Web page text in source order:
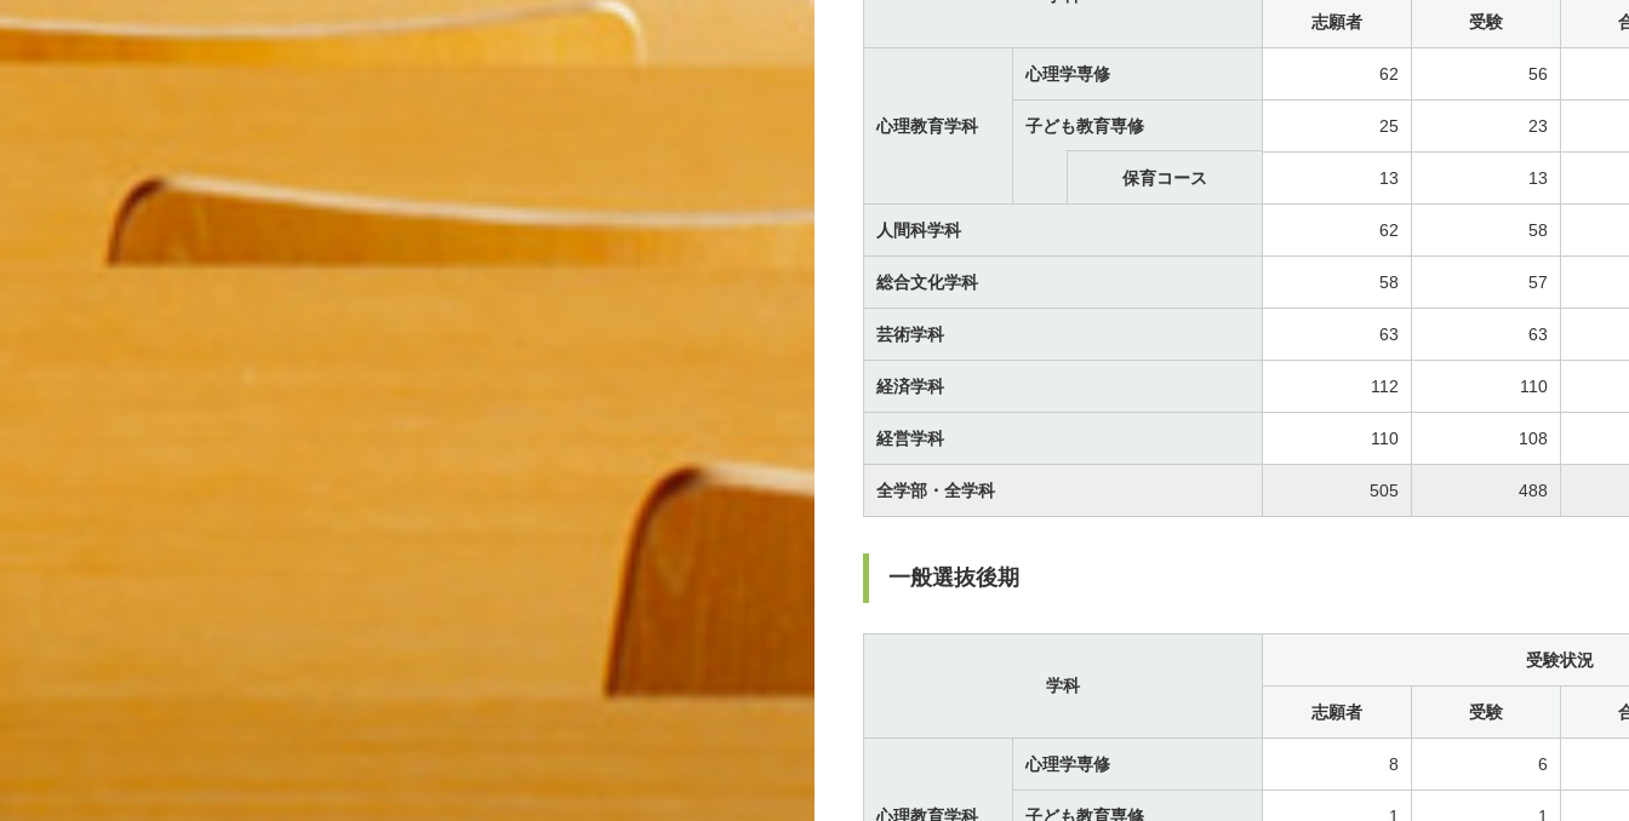
志願者 受験
心理教育学科
心理学専修 62 56
子ども教育専修 25 23
保育コース 13 13
人間科学科 62 58
総合文化学科 58 57
芸術学科 63 63
経済学科 112 110
経営学科 110 108
全学部・全学科 505 488
一般選抜後期
学科
受験状況
志願者 受験
心理教育学科
心理学専修 8 6
子ども教育専修 1 1